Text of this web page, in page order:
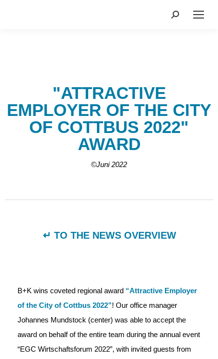
Search:
"ATTRACTIVE
EMPLOYER OF THE CITY
OF COTTBUS 2022"
AWARD
©Juni 2022
↵ TO THE NEWS OVERVIEW
B+K wins coveted regional award“Attractive Employer
of the City of Cottbus 2022”! Our office manager
Johannes Mundstock (center) was able to accept the
award on behalf of the entire team during the annual event
“EGC Wirtschaftsforum 2022”, with invited guests from